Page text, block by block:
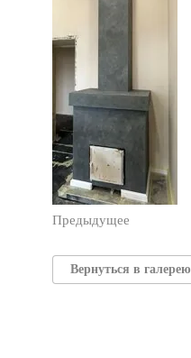
Предыдущее
Вернуться в галерею